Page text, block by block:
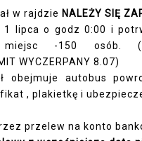
w rajdzie NALEŻY SIĘ
1 lipca o godz 0:00 i
miejsc -150 osób.
WYCZERPANY 8.07)
obejmuje autobus
, plakietkę i
przelew na konto